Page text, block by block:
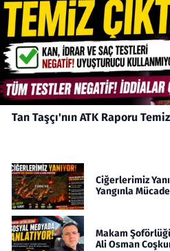
Tan Taşçı'nın ATK Raporu Temiz
Ciğerlerimiz
Yangınla
Makam
Ali Osman